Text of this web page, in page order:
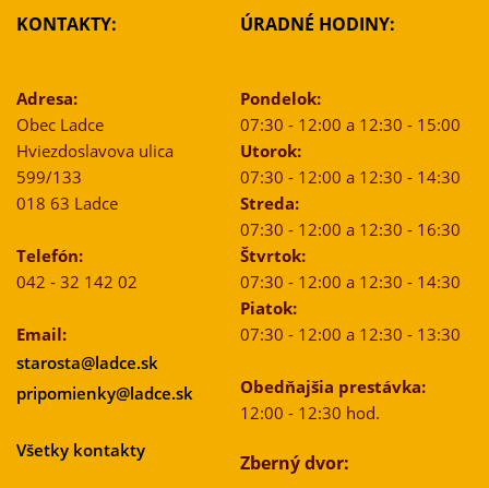
KONTAKTY:
Adresa:
Obec Ladce
Hviezdoslavova ulica
599/133
018 63 Ladce
Telefón:
042 - 32 142 02
Email:
starosta@ladce.sk
pripomienky@ladce.sk
Všetky kontakty
ÚRADNÉ HODINY:
Pondelok:
07:30 - 12:00 a 12:30 - 15:00
Utorok:
07:30 - 12:00 a 12:30 - 14:30
Streda:
07:30 - 12:00 a 12:30 - 16:30
Štvrtok:
07:30 - 12:00 a 12:30 - 14:30
Piatok:
07:30 - 12:00 a 12:30 - 13:30
Obedňajšia prestávka:
12:00 - 12:30 hod.
Zberný dvor: